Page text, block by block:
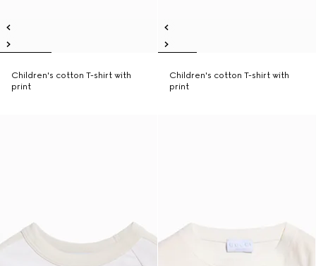
Children's cotton T-shirt with
print
Children's cotton T-shirt with
print